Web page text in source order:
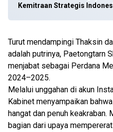
Kemitraan Strategis
Turut mendampingi Thaksin
adalah putrinya, Paetongtarn
menjabat sebagai Perdana
2024–2025.
Melalui unggahan di akun
Kabinet menyampaikan
hangat dan penuh
bagian dari upaya